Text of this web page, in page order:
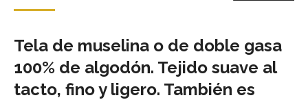
Tela de muselina o de doble gasa
100% de algodón. Tejido suave al
tacto, fino y ligero. También es